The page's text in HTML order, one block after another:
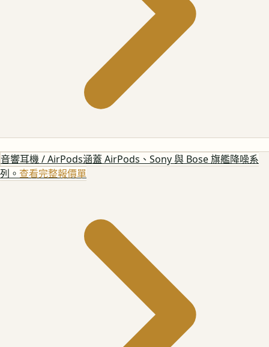
音響耳機 / AirPods涵蓋 AirPods、Sony 與 Bose 旗艦降噪系
列。 查看完整報價單